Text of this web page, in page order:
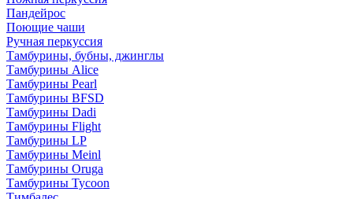
Пандейрос
Поющие чаши
Ручная перкуссия
Тамбурины, бубны, джинглы
Тамбурины Alice
Тамбурины Pearl
Тамбурины BFSD
Тамбурины Dadi
Тамбурины Flight
Тамбурины LP
Тамбурины Meinl
Тамбурины Oruga
Тамбурины Tycoon